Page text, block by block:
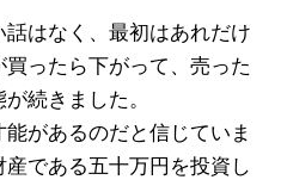
はなく、最初はあれだけ
ったら下がって、売った
続きました。
があるのだと信じていま
である五十万円を投資し